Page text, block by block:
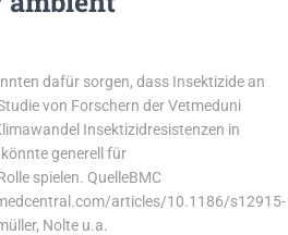
dafür sorgen, dass Insektizide an
von Forschern der Vetmeduni
Insektizidresistenzen in
generell für
spielen. QuelleBMC
articles/10.1186/s12915-
Nolte u.a.